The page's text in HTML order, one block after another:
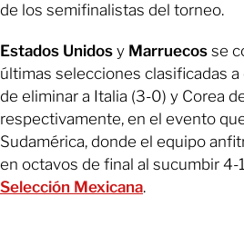
de los semifinalistas del torneo.
Estados Unidos y Marruecos se
últimas selecciones clasificadas
de eliminar a Italia (3-0) y Corea
respectivamente, en el evento
Sudamérica, donde el equipo
en octavos de final al sucumbir 4-
Selección Mexicana.